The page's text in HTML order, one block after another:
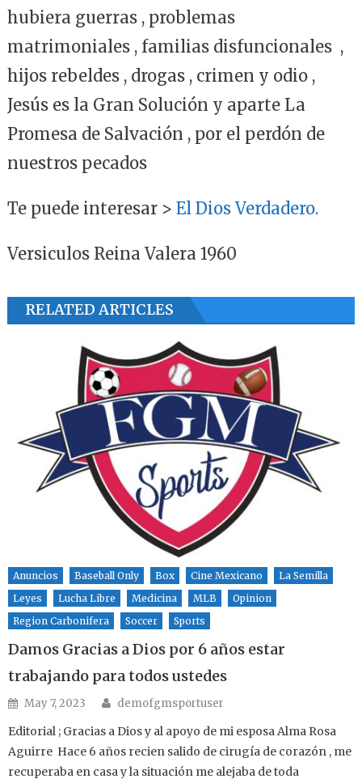
hubiera guerras , problemas
matrimoniales , familias disfuncionales ,
hijos rebeldes , drogas , crimen y odio ,
Jesús es la Gran Solución y aparte La
Promesa de Salvación , por el perdón de
nuestros pecados
Te puede interesar > El Dios Verdadero.
Versiculos Reina Valera 1960
RELATED ARTICLES
Anuncios Baseball Only Box Cine Mexicano
La Semilla
Leyes
Lucha Libre Medicina MLB
Opinion
Region Carbonifera
Soccer Sports
Damos Gracias a Dios por 6 años estar
trabajando para todos ustedes
Posted on
May 7, 2023 Author
demofgmsportuser
Editorial ; Gracias a Dios y al apoyo de mi esposa Alma Rosa
Aguirre Hace 6 años recien salido de cirugía de corazón , me
recuperaba en casa y la situación me alejaba de toda